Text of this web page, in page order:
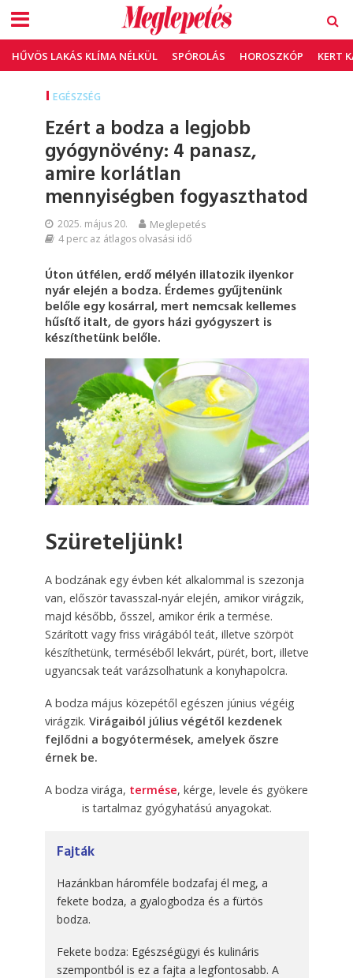
HŰVÖS LAKÁS KLÍMA NÉLKÜL SPÓROLÁS HOROSZKÓP KERT
EGÉSZSÉG
Ezért a bodza a legjobb
gyógynövény: 4 panasz,
amire korlátlan
mennyiségben fogyaszthatod
2025. május 20. Meglepetés
4 perc az átlagos olvasási idő
Úton útfélen, erdő mélyén illatozik ilyenkor
nyár elején a bodza. Érdemes gyűjtenünk
belőle egy kosárral, mert nemcsak kellemes
hűsítő italt, de gyors házi gyógyszert is
készíthetünk belőle.
Szüreteljünk!
A bodzának egy évben két alkalommal is szezonja
van, először tavasszal-nyár elején, amikor virágzik,
majd később, ősszel, amikor érik a termése.
Szárított vagy friss virágából teát, illetve szörpöt
készíthetünk, terméséből lekvárt, pürét, bort, illetve
ugyancsak teát varázsolhatunk a konyhapolcra.
A bodza május közepétől egészen június végéig
virágzik. Virágaiból július végétől kezdenek
fejlődni a bogyótermések, amelyek őszre
érnek be.
A bodza virága, termése, kérge, levele és gyökere
is tartalmaz gyógyhatású anyagokat.
Fajták
Hazánkban háromféle bodzafaj él meg, a
fekete bodza, a gyalogbodza és a fürtös
bodza.
Fekete bodza: Egészségügyi és kulináris
szempontból is ez a fajta a legfontosabb. A